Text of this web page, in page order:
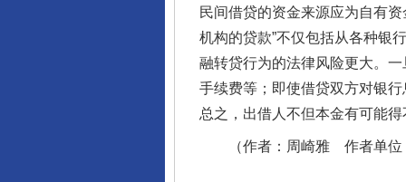
民间借贷的资金来源应为自有
机构的贷款”不仅包括从各种银
融转贷行为的法律风险更大。
手续费等；即使借贷双方对银
总之，出借人不但本金有可能
（作者：周崎雅 作者单位
东山县通报“牛蛙产品抗生素超标